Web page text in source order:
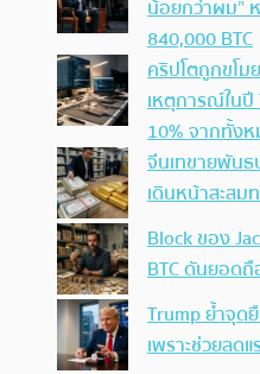
น้อยกว่าผม”
840,000 BTC
คริปโตถูกขโม
เหตุการณ์ใน
10% จากทั้ง
จีนเทขายพัน
เดินหน้าสะสม
Block ของ
BTC ดันยอดถื
Trump ย้ำจุด
เพราะช่วยลด